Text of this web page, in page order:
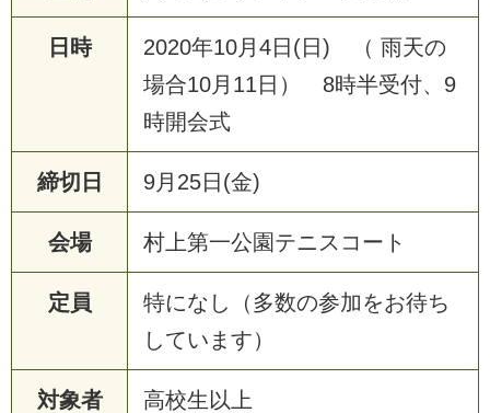
日時 2020年10月 4日 (日 ) （ 雨天の
場合10月 11 日 ） 8時半受付、 9
時開会式
締切日 9月 25日 (金)
会場 村 上第一公園テニ ス コ ー ト
定員 特にな し （多数の参加をお待ち
してい ま す）
対象者 高校生 以 上